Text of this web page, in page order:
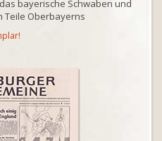
bayerische Schwaben und
Teile Oberbayerns